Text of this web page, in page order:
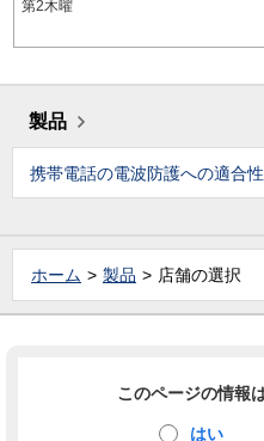
第2木曜
製品
携帯電話の電波防護への適合
ホーム 製品 店舗の選択
このページの情報
はい